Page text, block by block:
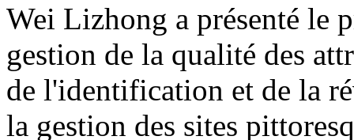
Wei Lizhong a présenté le
gestion de la qualité des
de l'identification et de la
la gestion des sites